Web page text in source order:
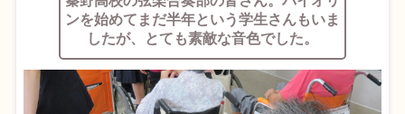
ンを始めてまだ半年という学生さんもいま
したが、とても素敵な音色でした。